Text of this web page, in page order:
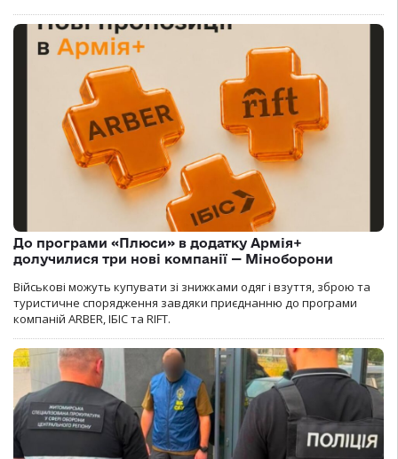
До програми «Плюси» в додатку Армія+
долучилися три нові компанії — Міноборони
Військові можуть купувати зі знижками одяг і взуття, зброю та
туристичне спорядження завдяки приєднанню до програми
компаній ARBER, ІБІС та RIFT.